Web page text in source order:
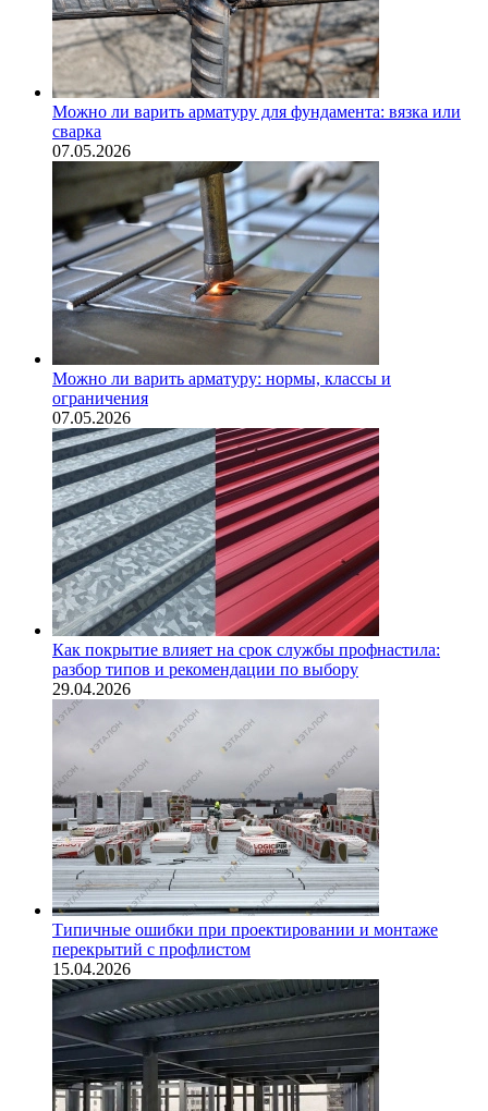
Можно ли варить арматуру для фундамента: вязка или
сварка
07.05.2026
Можно ли варить арматуру: нормы, классы и
ограничения
07.05.2026
Как покрытие влияет на срок службы профнастила:
разбор типов и рекомендации по выбору
29.04.2026
Типичные ошибки при проектировании и монтаже
перекрытий с профлистом
15.04.2026